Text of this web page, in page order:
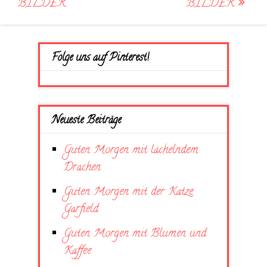
BILDER
BILDER
Folge uns auf Pinterest!
Neueste Beiträge
Guten Morgen mit lächelndem
Drachen
Guten Morgen mit der Katze
Garfield
Guten Morgen mit Blumen und
Kaffee